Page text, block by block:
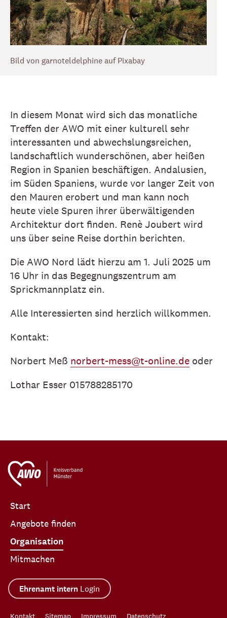
Bild von garnoteldelphine auf Pixabay
In diesem Monat wird sich das monatliche
Treffen der AWO mit einer kulturell sehr
interessanten und abwechslungsreichen,
landschaftlich wunderschönen, aber heißen
Region in Spanien beschäftigen. Andalusien,
im Süden Spaniens, wurde vor langer Zeit von
den Mauren erobert und man kann noch
heute viele Spuren ihrer überwältigenden
Architektur dort finden. Renè Joubert wird
uns über seine Reise dorthin berichten.
Die AWO Nord lädt hierzu am 1. Juli 2025 um
16 Uhr in das Begegnungszentrum am
Sprickmannplatz ein.
Alle Interessierten sind herzlich willkommen.
Kontakt:
Norbert Meß norbert-mess@t-online.de oder
Lothar Esser 015788285170
Start
Angebote finden
Organisation
Mitmachen
Ehrenamt intern Login
Kontakt Sitemap Impressum Datenschutz